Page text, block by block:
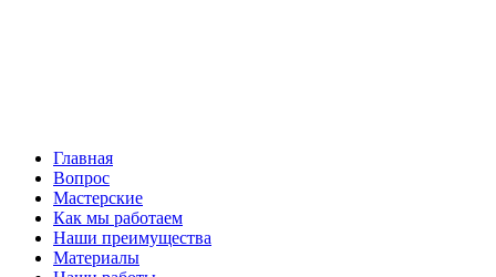
Главная
Вопрос
Мастерские
Как мы работаем
Наши преимущества
Материалы